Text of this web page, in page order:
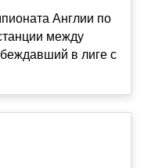
Англии по
между
в лиге с